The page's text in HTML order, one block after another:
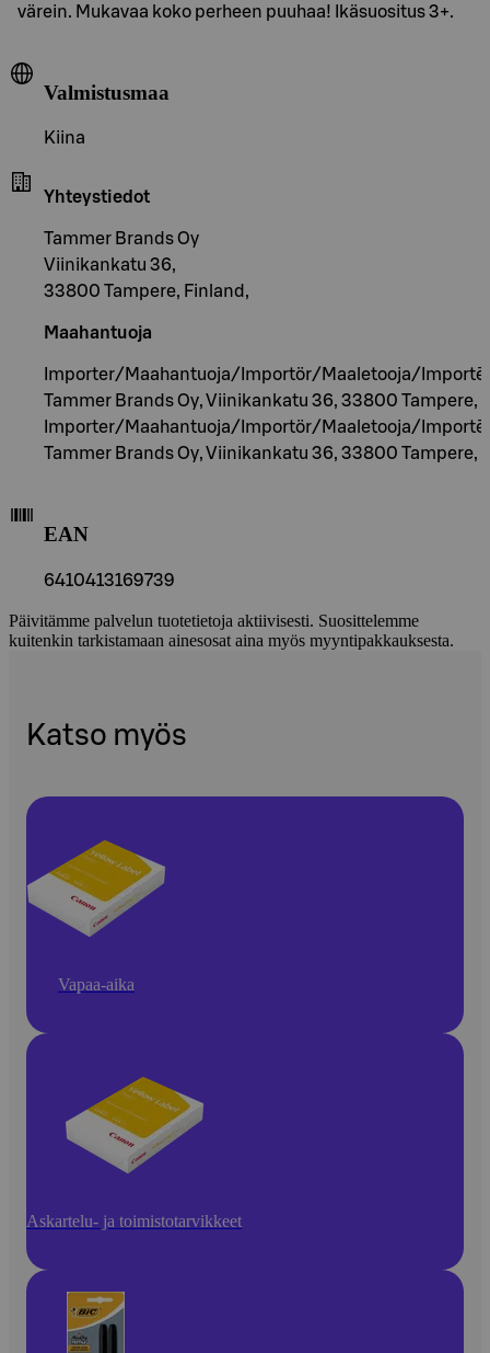
värein. Mukavaa koko perheen puuhaa! Ikäsuositus 3+.
Valmistusmaa
Kiina
Yhteystiedot
Tammer Brands Oy
Viinikankatu 36,
33800 Tampere, Finland,
Maahantuoja
Importer/Maahantuoja/Importör/Maaletooja/
Tammer Brands Oy, Viinikankatu 36, 33800 Tampere,
Importer/Maahantuoja/Importör/Maaletooja/
Tammer Brands Oy, Viinikankatu 36, 33800 Tampere,
EAN
6410413169739
Päivitämme palvelun tuotetietoja aktiivisesti. Suosittelemme
kuitenkin tarkistamaan ainesosat aina myös myyntipakkauksesta.
Katso myös
Vapaa-aika
Askartelu- ja toimistotarvikkeet